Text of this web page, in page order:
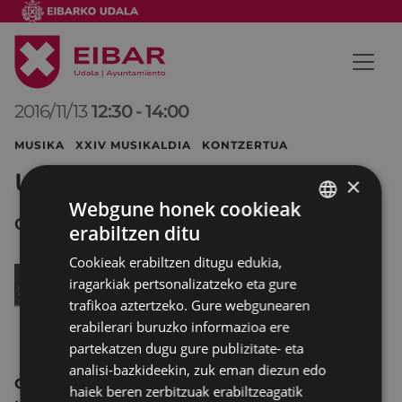
2016/11/13 12:30 -14:00
MUSIKA XXIV MUSIKALDIA KONTZERTUA
USARTZA Txistulari banda
COLISEO Antzokia
Ganbera-kontzertua“Harituz” hari- laukotea,
×
Webgune honek cookieak
erabiltzen ditu
Cookieak erabiltzen ditugu edukia,
iragarkiak pertsonalizatzeko eta gure
trafikoa aztertzeko. Gure webgunearen
erabilerari buruzko informazioa ere
partekatzen dugu gure publizitate- eta
analisi-bazkideekin, zuk eman diezun edo
haiek beren zerbitzuak erabiltzeagatik